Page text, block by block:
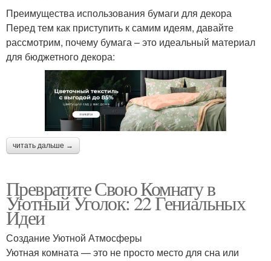
Преимущества использования бумаги для декора
Перед тем как приступить к самим идеям, давайте
рассмотрим, почему бумага – это идеальный материал
для бюджетного декора:
читать дальше →
Превратите Свою Комнату в
Уютный Уголок: 22 Гениальных
Идеи
Создание Уютной Атмосферы
Уютная комната — это не просто место для сна или